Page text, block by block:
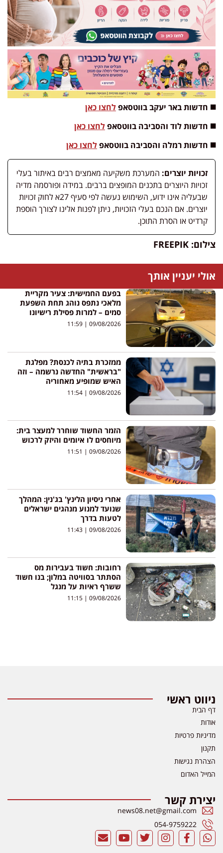
◼️ חדשות באר יעקב בווטסאפלחצו כאן
◼️ חדשות לוד והסביבה בווטסאפלחצו כאן
◼️ חדשות רמלה והסביבה בווטסאפלחצו כאן
זכויות יוצרים: המערכת משקיעה מאמצים רבים באיתור בעלי
זכויות היוצרים בתכנים המופצים ברבים. במידה ופורסמה מדיה
שבעליה אינו ידוע, השימוש נעשה לפי סעיף 27א לחוק זכויות
יוצרים. אם הנכם בעלי הזכויות, ניתן לפנות אלינו לצורך הוספת
קרדיט או הסרת התוכן.
צילום: FREEPIK
אולי יעניין אותך
בפעם החמישית: צעיר מקריית
מלאכי נתפס נוהג תחת השפעת
סמים – למרות פסילת רישיונו
09/08/2026
ממזכרת בתיה לכנסת? מפלגת
"בראשית" החדשה נרשמה – וזה
האיש שמופיע מאחוריה
09/08/2026
הזמר החשוד שוחרר למעצר בית:
מיוחסים לו איומים והיזק לרכוש
09/08/2026
אחרי ניסיון הלינץ' בג'נין: המהלך
שנועד למנוע מנהגים ישראלים
לטעות בדרך
09/08/2026
רחובות: חשוד בעבירות מס
הסתתר בסוויטה במלון; בנו חשוד
ששרף ראיות על מנגל
09/08/2026
ניווט ראשי
דף הבית
אודות
מדיניות פרטיות
תקנון
הצהרת נגישות
המייל האדום
יצירת קשר
news08.net@gmail.com
054-9759222